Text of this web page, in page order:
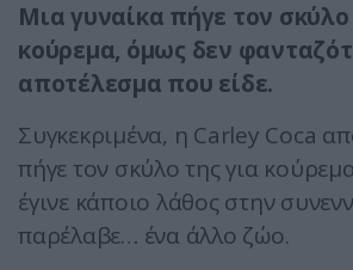
Μια γυναίκα πήγε τον σκύλο
κούρεμα, όμως δεν
αποτέλεσμα που είδε.
Συγκεκριμένα, η Carley Coca
πήγε τον σκύλο της για
έγινε κάποιο λάθος στην
παρέλαβε… ένα άλλο ζώο.